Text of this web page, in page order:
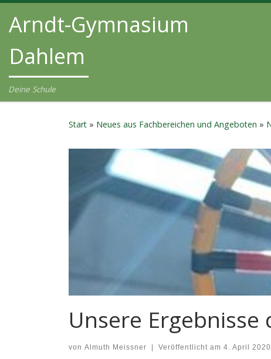
Zum Inhalt springen
Arndt-Gymnasium
Dahlem
Deine Schule
Start » Neues aus Fachbereichen und Angeboten »
Unsere Ergebnisse
von Almuth Meissner Veröffentlicht am 4. April 2020